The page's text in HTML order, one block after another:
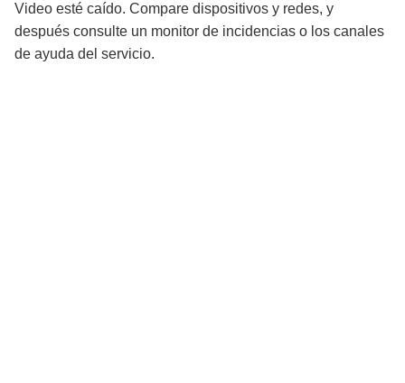
Video esté caído. Compare dispositivos y redes, y
después consulte un monitor de incidencias o los canales
de ayuda del servicio.